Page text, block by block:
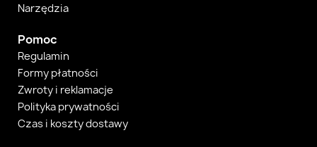
Narzędzia
Pomoc
Regulamin
Formy płatności
Zwroty i reklamacje
Polityka prywatności
Czas i koszty dostawy